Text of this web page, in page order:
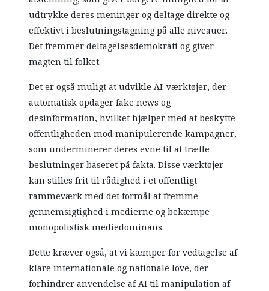
udtrykke deres meninger og deltage direkte og
effektivt i beslutningstagning på alle niveauer.
Det fremmer deltagelsesdemokrati og giver
magten til folket.
Det er også muligt at udvikle AI-værktøjer, der
automatisk opdager fake news og
desinformation, hvilket hjælper med at beskytte
offentligheden mod manipulerende kampagner,
som underminerer deres evne til at træffe
beslutninger baseret på fakta. Disse værktøjer
kan stilles frit til rådighed i et offentligt
rammeværk med det formål at fremme
gennemsigtighed i medierne og bekæmpe
monopolistisk mediedominans.
Dette kræver også, at vi kæmper for vedtagelse af
klare internationale og nationale love, der
forhindrer anvendelse af AI til manipulation af